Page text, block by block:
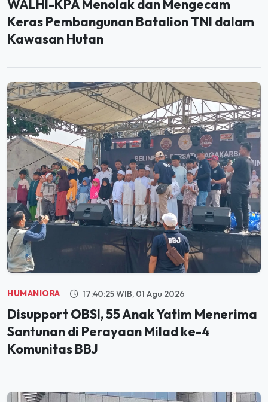
WALHI-KPA Menolak dan Mengecam
Keras Pembangunan Batalion TNI dalam
Kawasan Hutan
HUMANIORA 17:40:25 WIB, 01 Agu 2026
Disupport OBSI, 55 Anak Yatim Menerima
Santunan di Perayaan Milad ke-4
Komunitas BBJ